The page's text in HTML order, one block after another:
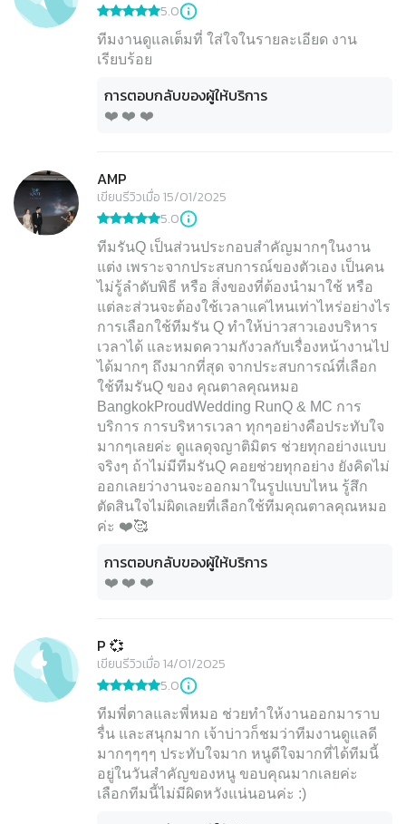
5.0
ทีมงานดูแลเต็มที่ ใส่ใจในรายละเอียด งาน
เรียบร้อย
การตอบกลับของผู้ให้บริการ
❤️ ❤️ ❤️
AMP
เขียนรีวิวเมื่อ 15/01/2025
5.0
ทีมรันQ เป็นส่วนประกอบสำคัญมากๆในงาน
แต่ง เพราะจากประสบการณ์ของตัวเอง เป็นคน
ไม่รู้ลำดับพิธี หรือ สิ่งของที่ต้องนำมาใช้ หรือ
แต่ละส่วนจะต้องใช้เวลาแค่ไหนเท่าไหร่อย่างไร
การเลือกใช้ทีมรัน Q ทำให้บ่าวสาวเองบริหาร
เวลาได้ และหมดความกังวลกับเรื่องหน้างานไป
ได้มากๆ ถึงมากที่สุด จากประสบการณ์ที่เลือก
ใช้ทีมรันQ ของ คุณตาลคุณหมอ
BangkokProudWedding RunQ & MC การ
บริการ การบริหารเวลา ทุกๆอย่างคือประทับใจ
มากๆเลยค่ะ ดูแลดุจญาติมิตร ช่วยทุกอย่างแบบ
จริงๆ ถ้าไม่มีทีมรันQ คอยช่วยทุกอย่าง ยังคิดไม่
ออกเลยว่างานจะออกมาในรูปแบบไหน รู้สึก
ตัดสินใจไม่ผิดเลยที่เลือกใช้ทีมคุณตาลคุณหมอ
ค่ะ ❤️🥰
การตอบกลับของผู้ให้บริการ
❤️ ❤️ ❤️
P 💞
เขียนรีวิวเมื่อ 14/01/2025
5.0
ทีมพี่ตาลและพี่หมอ ช่วยทำให้งานออกมาราบ
รื่น และสนุกมาก เจ้าบ่าวก็ชมว่าทีมงานดูแลดี
มากๆๆๆๆ ประทับใจมาก หนูดีใจมากที่ได้ทีมนี้
อยู่ในวันสำคัญของหนู ขอบคุณมากเลยค่ะ
เลือกทีมนี้ไม่มีผิดหวังแน่นอนค่ะ :)